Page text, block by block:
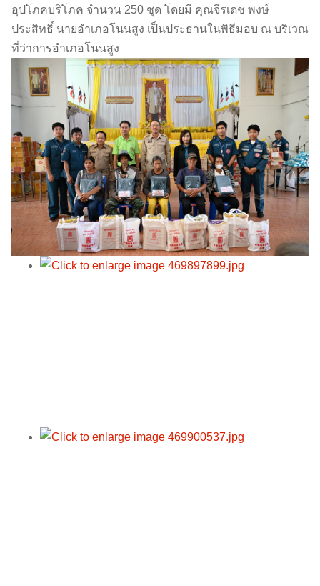
อุปโภคบริโภค จำนวน 250 ชุด โดยมี คุณจีรเดช พงษ์
ประสิทธิ์ นายอำเภอโนนสูง เป็นประธานในพิธีมอบ ณ บริเวณ
ที่ว่าการอำเภอโนนสูง